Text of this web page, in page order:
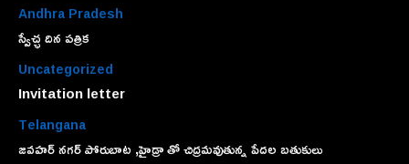
Andhra Pradesh
స్వేచ్ఛ దిన పత్రిక
Uncategorized
Invitation letter
Telangana
జవహర్ నగర్ పోరుబాట ,హైడ్రా తో చిద్రమవుతున్న పేదల బతుకులు